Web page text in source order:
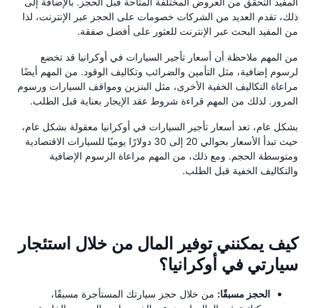
ذلك، تقدم العديد من الشركات خصومات على الحجز عبر الإنترنت، لذا
من المفيد البحث عبر الإنترنت للعثور على أفضل صفقة.
من المهم ملاحظة أن أسعار تأجير السيارات في أوكرانيا قد تخضع
لرسوم إضافية، مثل التأمين والضرائب وتكاليف الوقود. من المهم أيضًا
مراعاة التكاليف الخفية الأخرى، مثل البنزين ومواقف السيارات ورسوم
المرور. لذلك من المهم قراءة شروط عقد الإيجار بعناية قبل الطلب.
بشكل عام، تعد أسعار تأجير السيارات في أوكرانيا معقولة بشكل عام،
حيث تبدأ الأسعار بحوالي 20 إلى 30 دولارًا يوميًا للسيارات الاقتصادية
ومتوسطة الحجم. ومع ذلك، من المهم مراعاة الرسوم الإضافية
والتكاليف الخفية قبل الطلب.
كيف يمكنني توفير المال من خلال استئجار
سيارتي في أوكرانيا؟
الحجز مسبقًا: من خلال حجز سيارتك المستأجرة مسبقًا،